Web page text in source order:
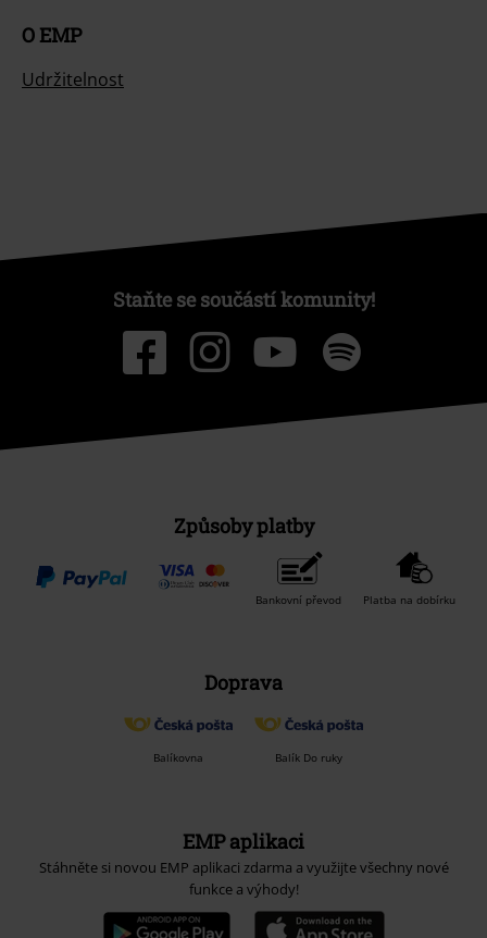
O EMP
Udržitelnost
Staňte se součástí komunity!
Způsoby platby
Bankovní převod Platba na dobírku
Doprava
Balíkovna Balík Do ruky
EMP aplikaci
Stáhněte si novou EMP aplikaci zdarma a využijte všechny nové
funkce a výhody!